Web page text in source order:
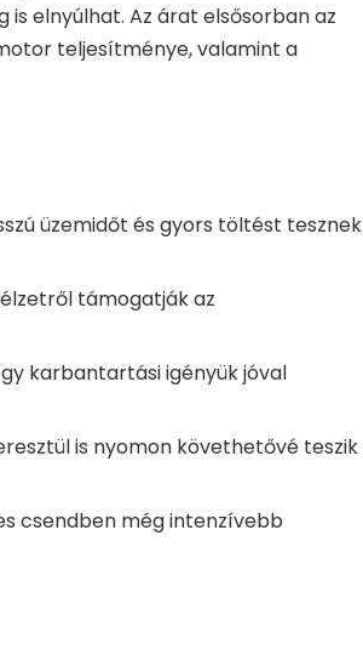
elnyúlhat. Az árat elsősorban az
teljesítménye, valamint a
üzemidőt és gyors töltést tesznek
támogatják az
karbantartási igényük jóval
is nyomon követhetővé teszik
csendben még intenzívebb